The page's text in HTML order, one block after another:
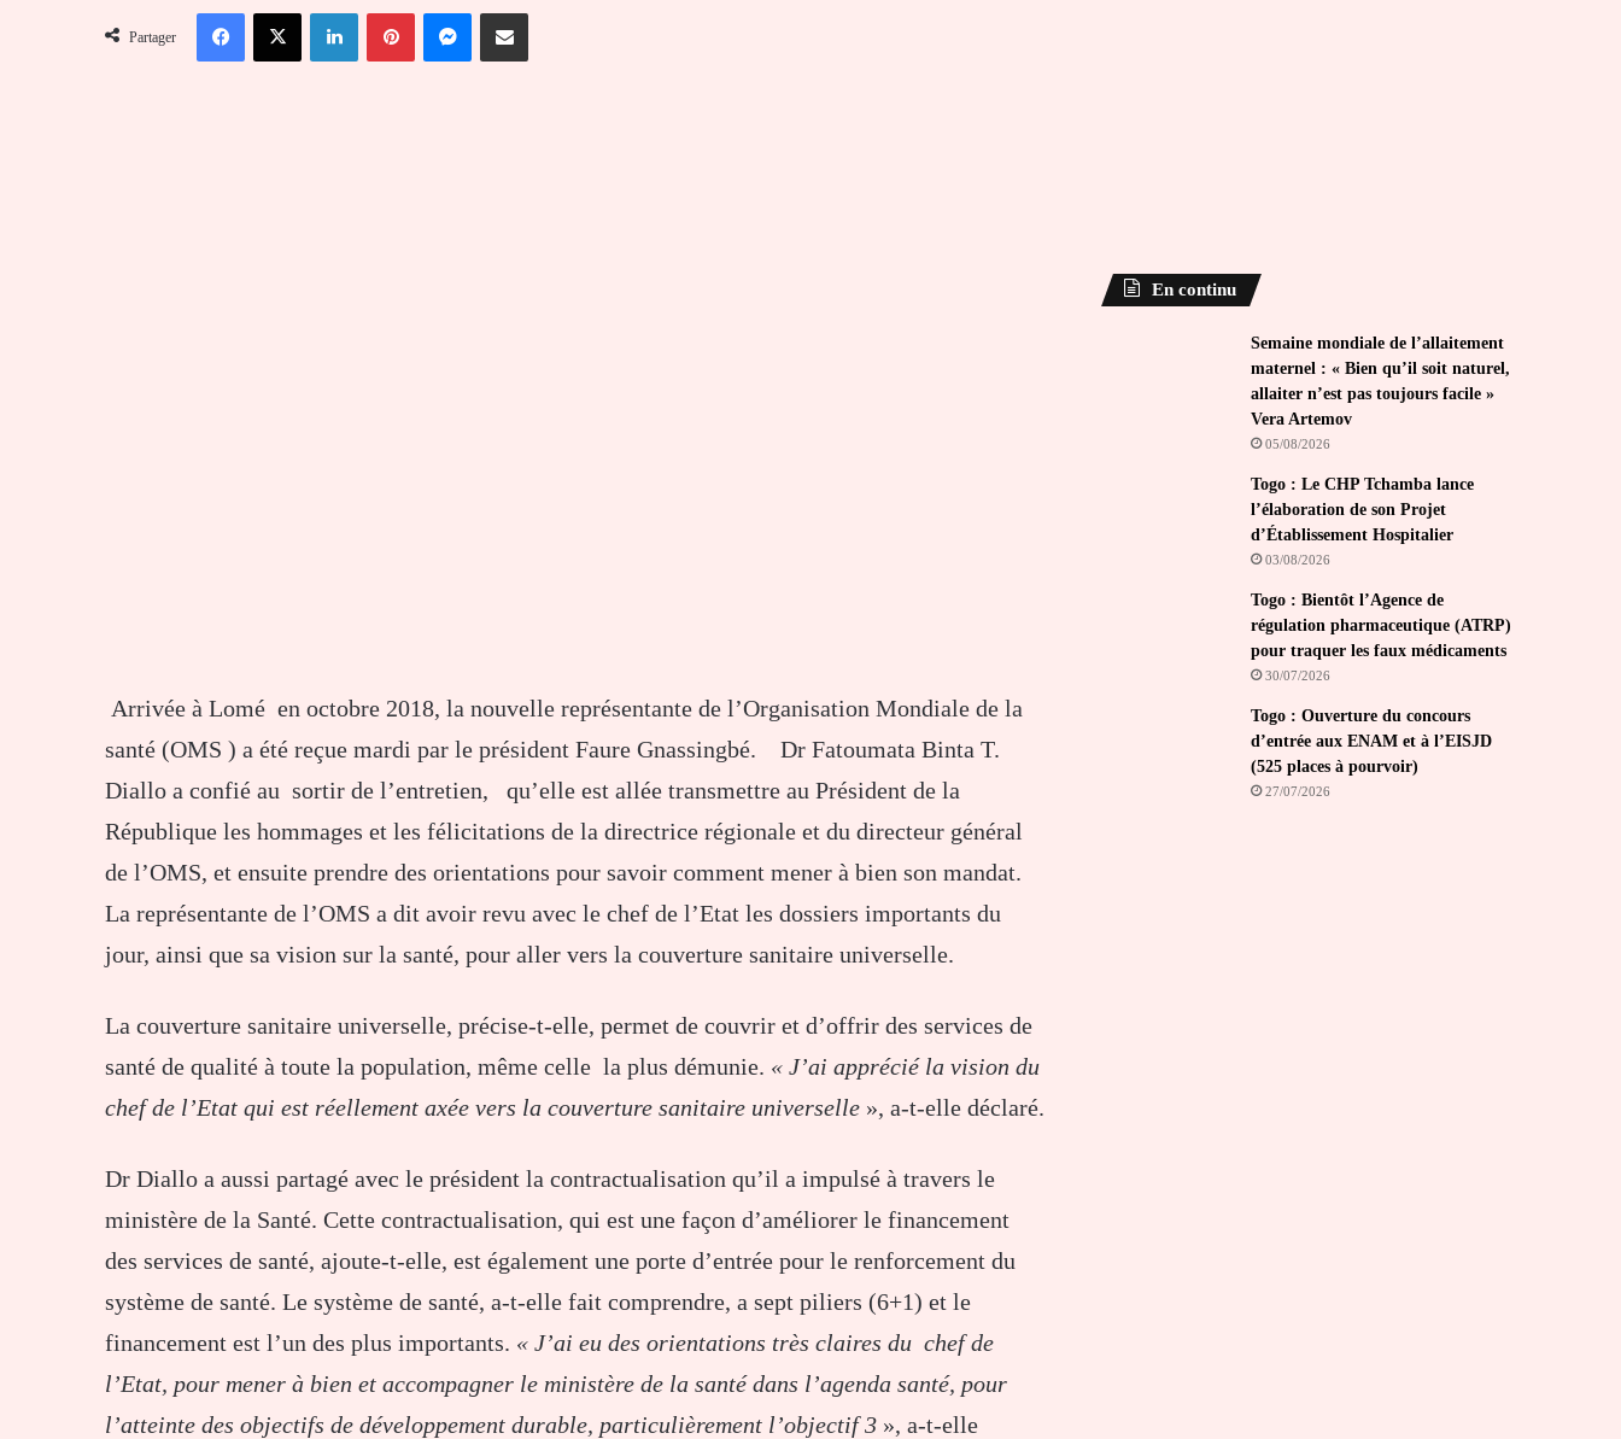
courriel
Partager
FacebookX LinkedinPinterestMessengerPartager par email
Arrivée à Lomé en octobre 2018, la nouvelle représentante de l’Organisation Mondiale de la
santé (OMS ) a été reçue mardi par le président Faure Gnassingbé. Dr Fatoumata Binta T.
Diallo a confié au sortir de l’entretien, qu’elle est allée transmettre au Président de la
République les hommages et les félicitations de la directrice régionale et du directeur général
de l’OMS, et ensuite prendre des orientations pour savoir comment mener à bien son mandat.
La représentante de l’OMS a dit avoir revu avec le chef de l’Etat les dossiers importants du
jour, ainsi que sa vision sur la santé, pour aller vers la couverture sanitaire universelle.
La couverture sanitaire universelle, précise-t-elle, permet de couvrir et d’offrir des services de
santé de qualité à toute la population, même celle la plus démunie. « J’ai apprécié la vision du
chef de l’Etat qui est réellement axée vers la couverture sanitaire universelle », a-t-elle déclaré.
Dr Diallo a aussi partagé avec le président la contractualisation qu’il a impulsé à travers le
ministère de la Santé. Cette contractualisation, qui est une façon d’améliorer le financement
des services de santé, ajoute-t-elle, est également une porte d’entrée pour le renforcement du
système de santé. Le système de santé, a-t-elle fait comprendre, a sept piliers (6+1) et le
financement est l’un des plus importants. « J’ai eu des orientations très claires du chef de
l’Etat, pour mener à bien et accompagner le ministère de la santé dans l’agenda santé, pour
l’atteinte des objectifs de développement durable, particulièrement l’objectif 3 », a-t-elle
En continu
Semaine mondiale de l’allaitement
maternel : « Bien qu’il soit naturel,
allaiter n’est pas toujours facile »
Vera Artemov
05/08/2026
Togo : Le CHP Tchamba lance
l’élaboration de son Projet
d’Établissement Hospitalier
03/08/2026
Togo : Bientôt l’Agence de
régulation pharmaceutique (ATRP)
pour traquer les faux médicaments
30/07/2026
Togo : Ouverture du concours
d’entrée aux ENAM et à l’EISJD
(525 places à pourvoir)
27/07/2026